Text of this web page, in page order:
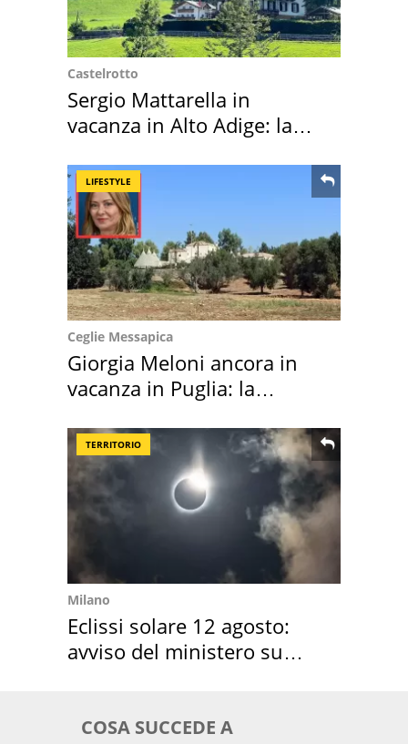
Castelrotto
Sergio Mattarella in
vacanza in Alto Adige: la
LIFESTYLE
Ceglie Messapica
Giorgia Meloni ancora in
vacanza in Puglia: la
TERRITORIO
Milano
Eclissi solare 12 agosto:
avviso del ministero su